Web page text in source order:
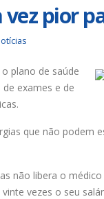
pior
plano de saúde
exames e de
que não podem
não libera o
vezes o seu